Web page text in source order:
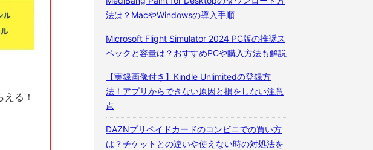
る！
法は？MacやWindowsの導入手順
Microsoft Flight Simulator 2024 PC版の推奨ス
ペックと容量は？おすすめPCや購入方法も解説
【実録画像付き】Kindle Unlimitedの登録方
法！アプリからできない原因と損をしない注意
点
DAZNプリペイドカードのコンビニでの買い方
は？チケットとの違いや使えない時の対処法を